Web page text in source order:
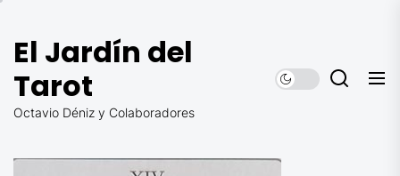
contenido
El Jardín del
Tarot
Octavio Déniz y Colaboradores